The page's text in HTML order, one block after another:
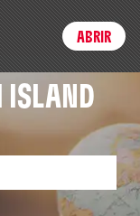
Login
ISLAND
ABRIR